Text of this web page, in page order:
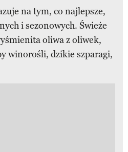
na tym, co najlepsze,
i sezonowych. Świeże
oliwa z oliwek,
winorośli, dzikie szparagi,